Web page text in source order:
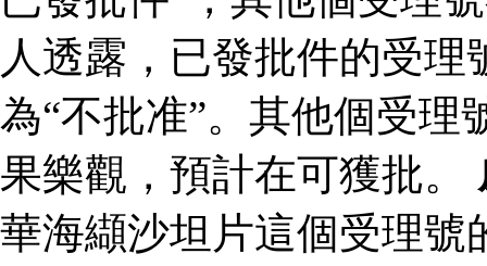
人透露，已發批件的受
為“不批准”。其他個受理
果樂觀，預計在可獲批。
華海纈沙坦片這個受理號